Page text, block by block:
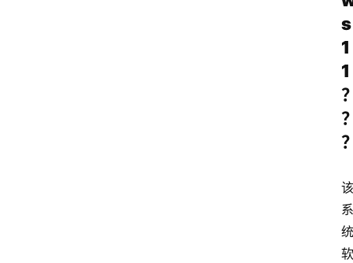
s
1
1
该
系
统
软